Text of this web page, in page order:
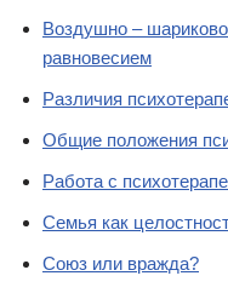
Воздушно –
равновесием
Различия
Общие положения
Работа с
Семья как
Союз или вражда?